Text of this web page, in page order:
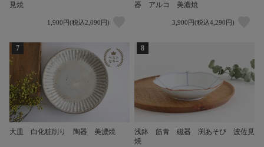
見焼
1,900円(税込2,090円)
器 アルコ 美濃焼
3,900円(税込4,290円)
7
大皿 白化粧削り 陶器 美濃焼
8
浅鉢 筋青 磁器 渕あそび 波佐見
焼